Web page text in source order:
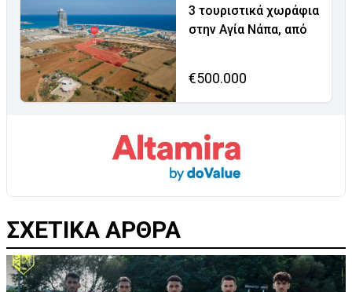
3 τουριστικά χωράφια
στην Αγία Νάπα, από
€500.000
ΣΧΕΤΙΚΑ ΑΡΘΡΑ